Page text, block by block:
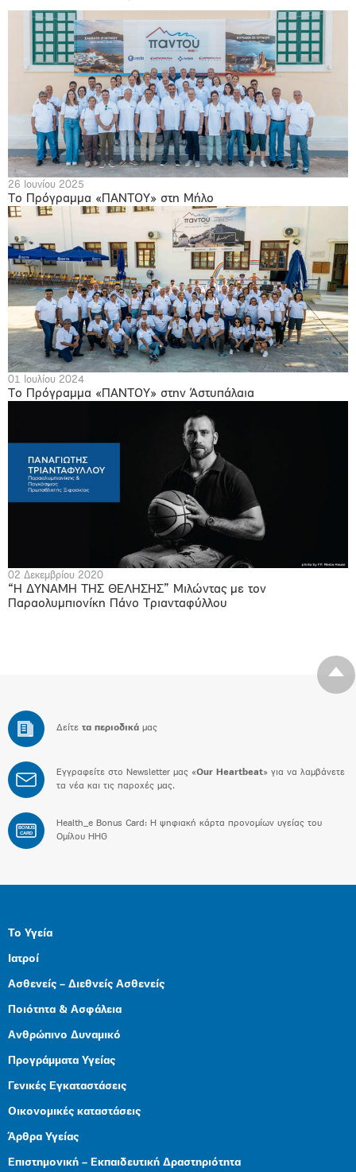
26 Ιουνίου 2025
Το Πρόγραμμα «ΠΑΝΤΟΥ» στη Μήλο
01 Ιουλίου 2024
Το Πρόγραμμα «ΠΑΝΤΟΥ» στην Άστυπάλαια
02 Δεκεμβρίου 2020
“Η ΔΥΝΑΜΗ ΤΗΣ ΘΕΛΗΣΗΣ” Μιλώντας με τον
Παραολυμπιονίκη Πάνο Τριανταφύλλου
Δείτε τα περιοδικά μας
Εγγραφείτε στο Newsletter μας «Our Heartbeat» για να λαμβάνετε
τα νέα και τις παροχές μας.
BONUS
CARD
Health_e Bonus Card: H ψηφιακή κάρτα προνομίων υγείας του
Ομίλου HHG
Το Υγεία
Ιατροί
Ασθενείς – Διεθνείς Ασθενείς
Ποιότητα & Ασφάλεια
Ανθρώπινο Δυναμικό
Προγράμματα Υγείας
Γενικές Εγκαταστάσεις
Οικονομικές καταστάσεις
Άρθρα Υγείας
Επιστημονική – Εκπαιδευτική Δραστηριότητα